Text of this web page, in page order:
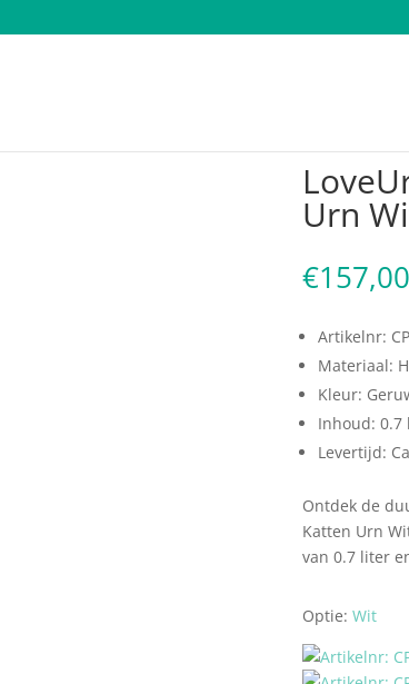
Urn
€157,00
Artikelnr:
Materiaal:
Kleur:
Inhoud: 0.7
Levertijd:
Ontdek de
Katten Urn
van 0.7 liter
Optie:Wit